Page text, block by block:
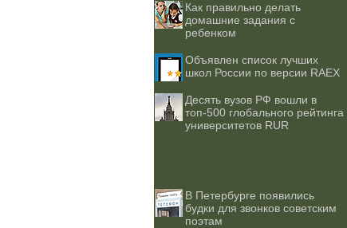
Как правильно делать
домашние задания с
ребенком
Объявлен список лучших
школ России по версии RAEX
Десять вузов РФ вошли в
топ-500 глобального рейтинга
университетов RUR
В Петербурге появились
будки для звонков советским
поэтам